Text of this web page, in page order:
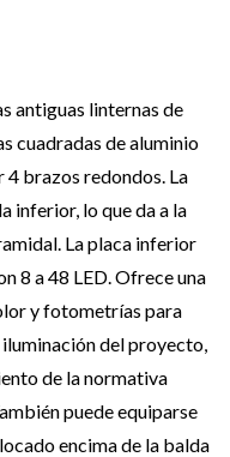
antiguas linternas de
cuadradas de aluminio
4 brazos redondos. La
inferior, lo que da a la
La placa inferior
8 a 48 LED. Ofrece una
y fotometrías para
del proyecto,
de la normativa
puede equiparse
encima de la balda